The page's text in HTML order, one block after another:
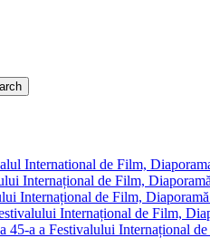
International de Film,
Internațional de Film,
Internațional de Film,
Internațional de Film,
45-a a Festivalului Internațional